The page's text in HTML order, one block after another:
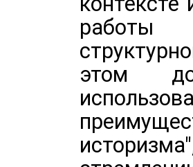
работы
этом